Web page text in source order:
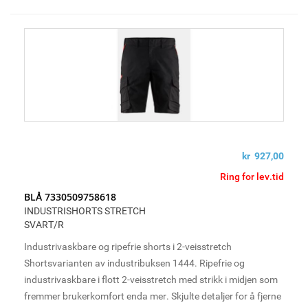
kr 927,00
Ring for lev.tid
BLÅ 7330509758618
INDUSTRISHORTS STRETCH
SVART/R
Industrivaskbare og ripefrie shorts i 2-veisstretch
Shortsvarianten av industribuksen 1444. Ripefrie og
industrivaskbare i flott 2-veisstretch med strikk i midjen som
fremmer brukerkomfort enda mer. Skjulte detaljer for å fjerne